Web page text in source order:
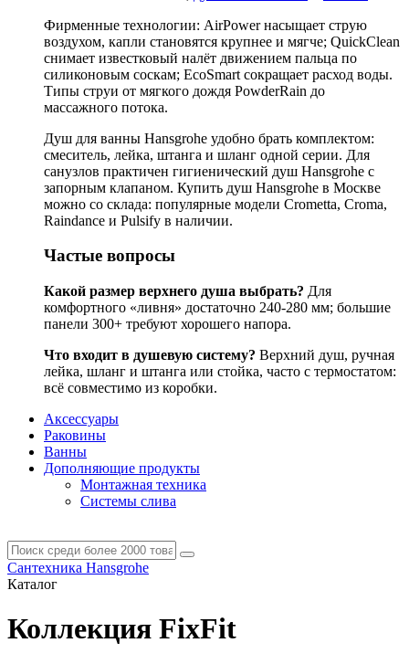
Фирменные технологии: AirPower насыщает струю
воздухом, капли становятся крупнее и мягче; QuickClean
снимает известковый налёт движением пальца по
силиконовым соскам; EcoSmart сокращает расход воды.
Типы струи от мягкого дождя PowderRain до
массажного потока.
Душ для ванны Hansgrohe удобно брать комплектом:
смеситель, лейка, штанга и шланг одной серии. Для
санузлов практичен гигиенический душ Hansgrohe с
запорным клапаном. Купить душ Hansgrohe в Москве
можно со склада: популярные модели Crometta, Croma,
Raindance и Pulsify в наличии.
Частые вопросы
Какой размер верхнего душа выбрать? Для
комфортного «ливня» достаточно 240-280 мм; большие
панели 300+ требуют хорошего напора.
Что входит в душевую систему? Верхний душ, ручная
лейка, шланг и штанга или стойка, часто с термостатом:
всё совместимо из коробки.
Аксессуары
Раковины
Ванны
Дополняющие продукты
Монтажная техника
Системы слива
Сантехника Hansgrohe
Каталог
Коллекция FixFit